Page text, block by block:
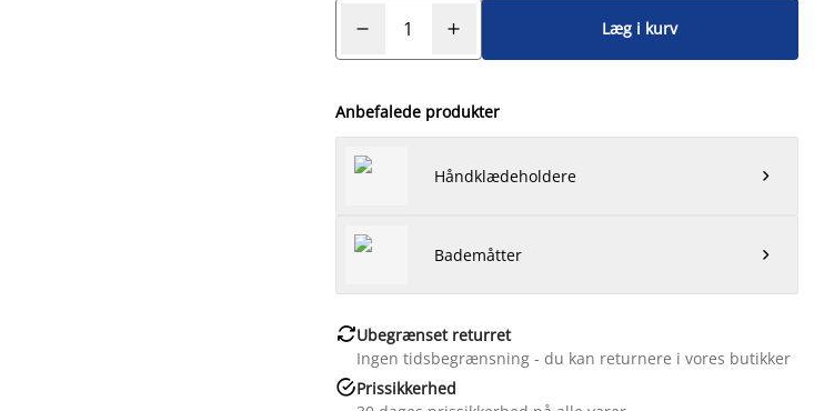
Læg i kurv
Anbefalede produkter
Håndklædeholdere 
Bademåtter 
Ubegrænset returret
Ingen tidsbegrænsning - du kan returnere i vores butikker
Prissikkerhed